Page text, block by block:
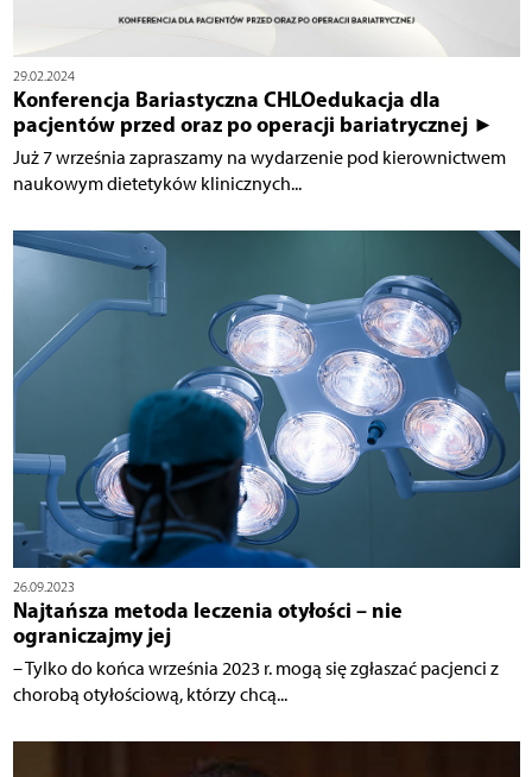
29.02.2024
Konferencja Bariastyczna CHLOedukacja dla
pacjentów przed oraz po operacji bariatrycznej ►
Już 7 września zapraszamy na wydarzenie pod kierownictwem
naukowym dietetyków klinicznych...
26.09.2023
Najtańsza metoda leczenia otyłości – nie
ograniczajmy jej
– Tylko do końca września 2023 r. mogą się zgłaszać pacjenci z
chorobą otyłościową, którzy chcą...